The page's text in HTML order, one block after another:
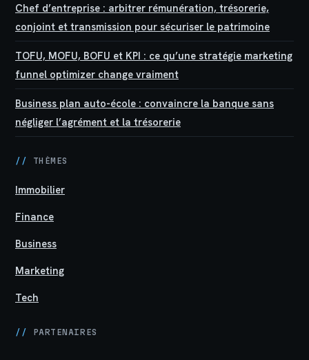
Chef d’entreprise : arbitrer rémunération, trésorerie,
conjoint et transmission pour sécuriser le patrimoine
TOFU, MOFU, BOFU et KPI : ce qu’une stratégie marketing
funnel optimizer change vraiment
Business plan auto-école : convaincre la banque sans
négliger l’agrément et la trésorerie
// THÈMES
Immobilier
Finance
Business
Marketing
Tech
// PARTENAIRES